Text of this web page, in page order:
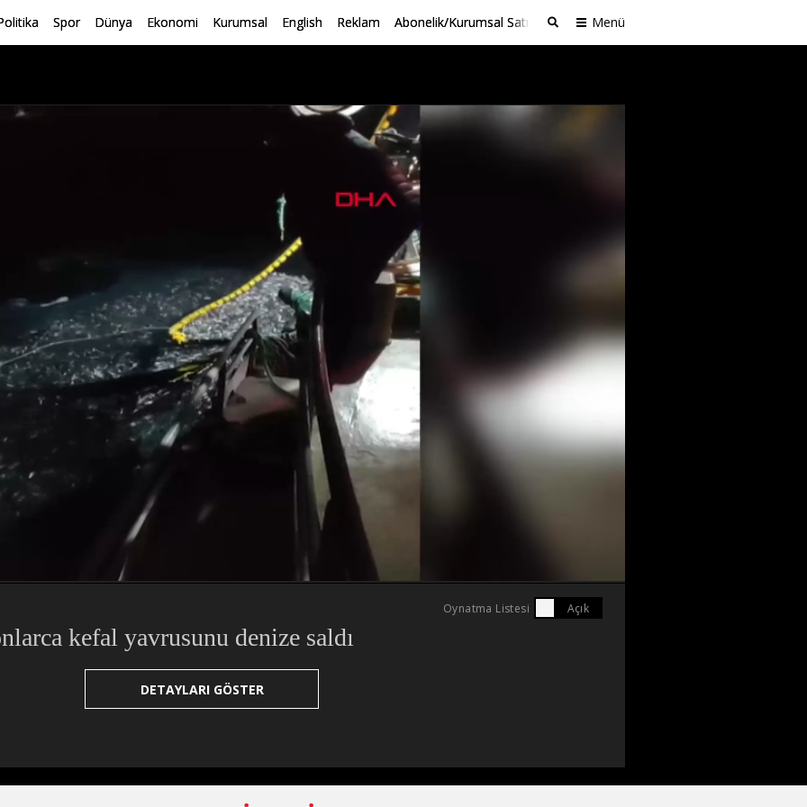
Spor Dünya Ekonomi Kurumsal English Reklam Abonelik/Kurumsal Satış Menü
Oynatma Listesi
kefal yavrusunu denize saldı
DETAYLARI GÖSTER